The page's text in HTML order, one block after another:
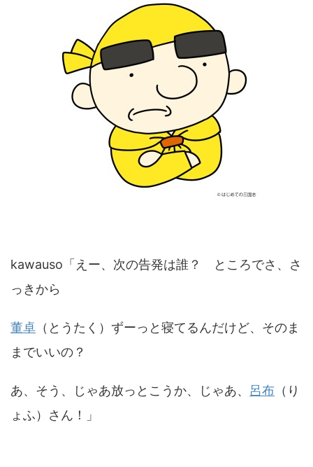
kawauso「えー、次の告発は誰？ ところでさ、さ
っきから
董卓 （とうたく）ずーっと寝てるんだけど、そのま
までいいの？
あ、そう、じゃあ放っとこうか、じゃあ、 呂布 （り
ょふ）さん！」